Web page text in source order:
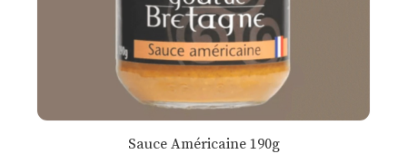
Sauce Américaine 190g